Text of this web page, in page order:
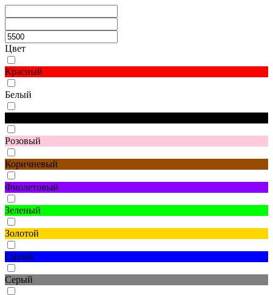
Цвет
Красный
Белый
Розовый
Коричневый
Фиолетовый
Зеленый
Золотой
Синий
Серый